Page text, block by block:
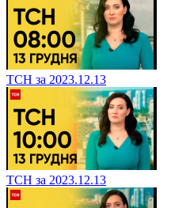
ТСН за 2023.12.13
ТСН за 2023.12.13